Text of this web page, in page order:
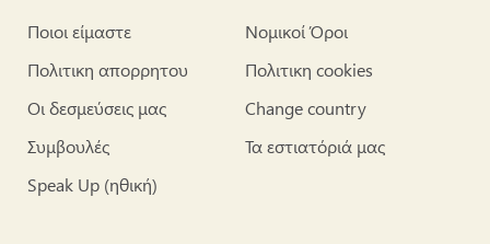
Ποιοι είμαστε
Νομικοί Όροι
Πολιτικη απορρητου
Πολιτικη cookies
Οι δεσμεύσεις μας
Change country
Συμβουλές
Τα εστιατόριά μας
Speak Up (ηθική)